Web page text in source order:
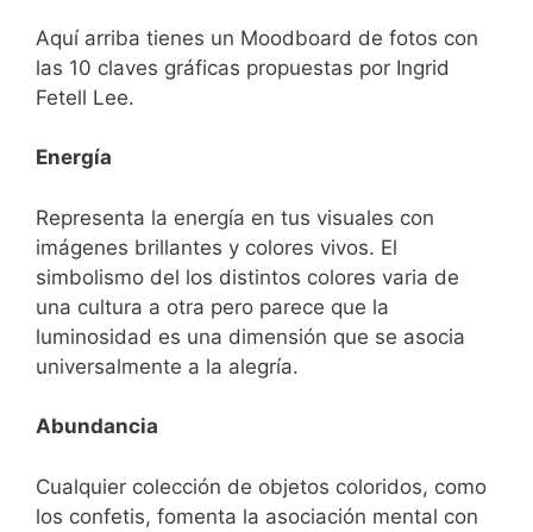
Aquí arriba tienes un Moodboard de fotos con
las 10 claves gráficas propuestas por Ingrid
Fetell Lee.
Energía
Representa la energía en tus visuales con
imágenes brillantes y colores vivos. El
simbolismo del los distintos colores varia de
una cultura a otra pero parece que la
luminosidad es una dimensión que se asocia
universalmente a la alegría.
Abundancia
Cualquier colección de objetos coloridos, como
los confetis, fomenta la asociación mental con